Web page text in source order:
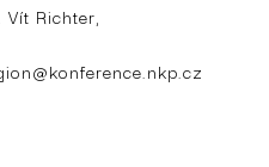
Richter,